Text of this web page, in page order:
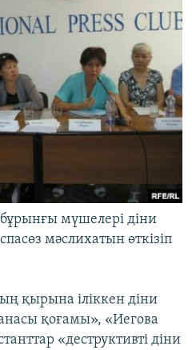
мүшелері діни
мәслихатын өткізіп
қырына іліккен діни
қоғамы», «Иегова
«деструктивті діни